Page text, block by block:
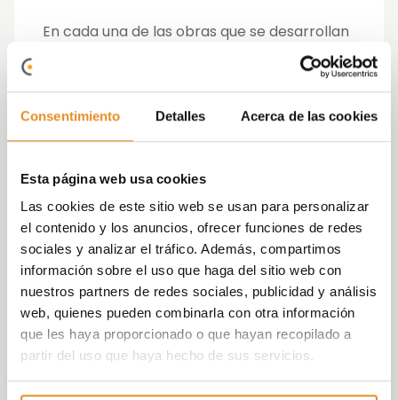
Consentimiento Detalles Acerca de las cookies
Esta página web usa cookies
Las cookies de este sitio web se usan para personalizar
el contenido y los anuncios, ofrecer funciones de redes
sociales y analizar el tráfico. Además, compartimos
información sobre el uso que haga del sitio web con
nuestros partners de redes sociales, publicidad y análisis
web, quienes pueden combinarla con otra información
que les haya proporcionado o que hayan recopilado a
partir del uso que haya hecho de sus servicios.
En cada una de las obras que se desarrollan
con nuestro propio equipo, se imparten
, tanto teóricos
como prácticos, para que el equipo conozca
qué movimientos o posturas son
perjudiciales durante la jornada laboral, en
obra.
Por otro lado, también hemos llevado una
iniciativa similar orientada para el equipo de
oficina. Las sesiones de Aula Vía Célere que
celebramos en la oficina son ocasiones
idóneas para tratar este tema. En una de las
sesiones se realizó un taller de Fisioterapia
adaptado para el personal de oficina. En
diferentes pautas y consejos posturales que